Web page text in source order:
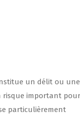
un délit ou une
risque important
particulièrement